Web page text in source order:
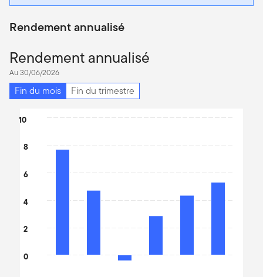
Rendement annualisé
Rendement annualisé
Au 30/06/2026
Fin du mois
Fin du trimestre
The chart has 1 X axis displaying categories.
0
2
4
6
8
10